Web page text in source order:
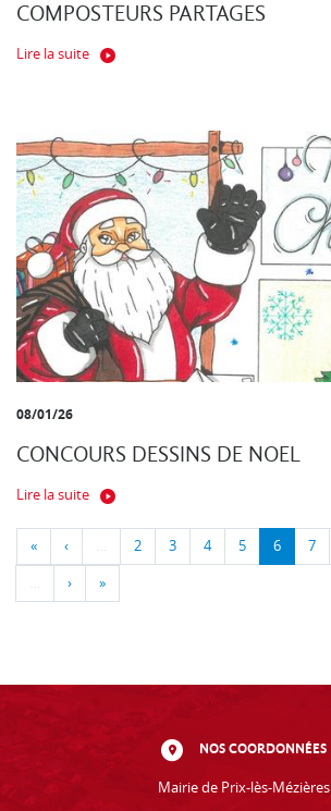
COMPOSTEURS PARTAGES
Lire la suite
08/01/26
CONCOURS DESSINS DE NOEL
Lire la suite
« ‹ … 2 3 4 5 6 7
… › »
NOS COORDONNÉES
Mairie de Prix-lès-Mézières